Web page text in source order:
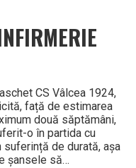
CS Vâlcea 1924,
față de estimarea
două săptămâni,
o în partida cu
de durată, așa
șansele să…